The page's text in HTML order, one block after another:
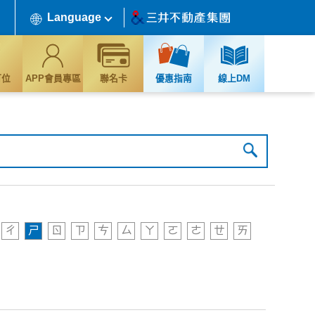
Language
APP會員專區 聯名卡 優惠指南 線上DM
ㄔ ㄕ ㄖ ㄗ ㄘ ㄙ ㄚ ㄛ ㄜ ㄝ
ㄞ